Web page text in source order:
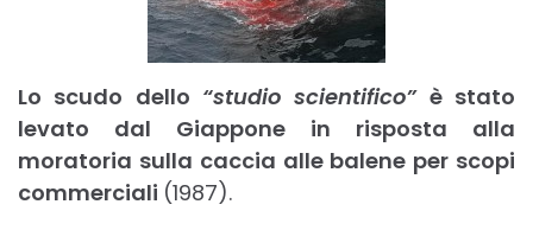
Lo scudo dello “studio scientifico”è stato
levato dal Giappone in risposta alla
moratoria sulla caccia alle balene per scopi
commerciali (1987).